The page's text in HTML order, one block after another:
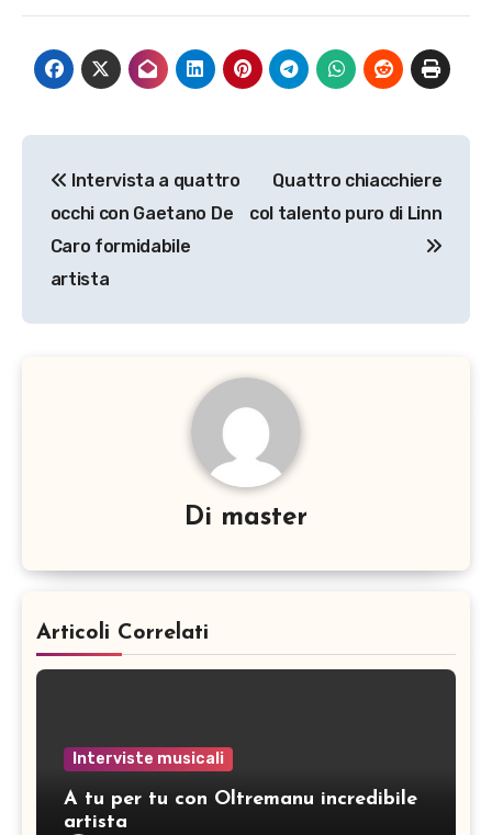
articoli
Intervista a quattro
occhi con Gaetano De
Caro formidabile
artista
Quattro chiacchiere
col talento puro di Linn
Di master
Articoli Correlati
Interviste musicali
A tu per tu con Oltremanu incredibile
artista